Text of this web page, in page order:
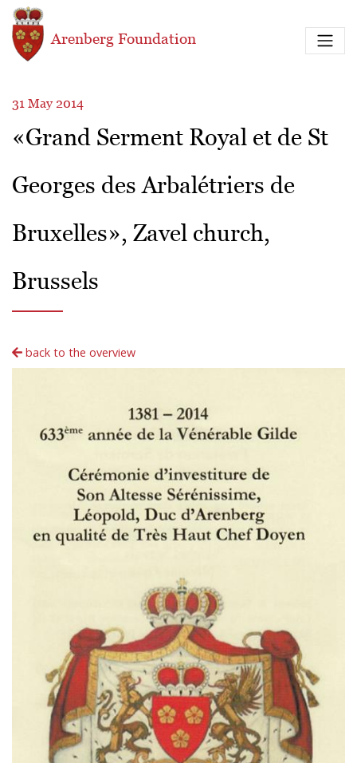
Skip to main content
Arenberg Foundation
31 May 2014
«Grand Serment Royal et de St
Georges des Arbalétriers de
Bruxelles», Zavel church,
Brussels
back to the overview